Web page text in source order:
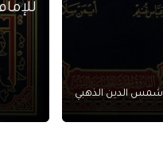
شمس الدين الذهبي